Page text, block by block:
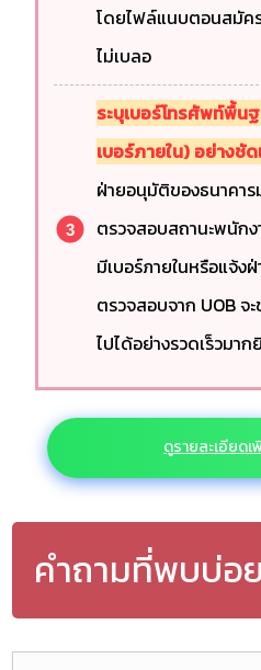
โดยไฟล์แนบตอนสมัค
ไม่เบลอ
ระบุเบอร์โทรศัพท์พื้น
เบอร์ภายใน) อย่างชัด
ฝ่ายอนุมัติของธนาคาร
ตรวจสอบสถานะพนัก
มีเบอร์ภายในหรือแจ้ง
ตรวจสอบจาก UOB จ
ไปได้อย่างรวดเร็วมาก
ดูรายละเอียดเ
คำถามที่พบบ่อ